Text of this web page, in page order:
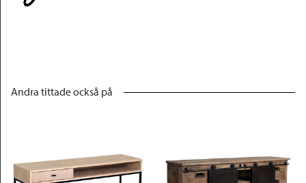
Andra tittade också på